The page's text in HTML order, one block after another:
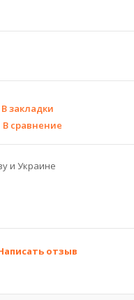
В закладки
В сравнение
и Украине
отзыв